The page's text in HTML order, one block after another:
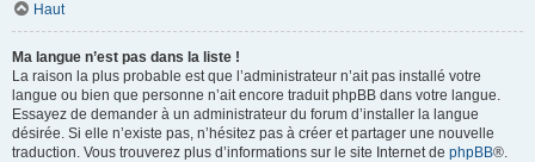
Haut
Ma langue n’est pas dans la liste !
La raison la plus probable est que l’administrateur n’ait pas installé votre
langue ou bien que personne n’ait encore traduit phpBB dans votre langue.
Essayez de demander à un administrateur du forum d’installer la langue
désirée. Si elle n’existe pas, n’hésitez pas à créer et partager une nouvelle
traduction. Vous trouverez plus d’informations sur le site Internet de phpBB®.